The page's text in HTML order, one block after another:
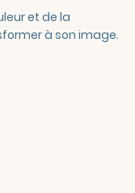
et de la
à son image.